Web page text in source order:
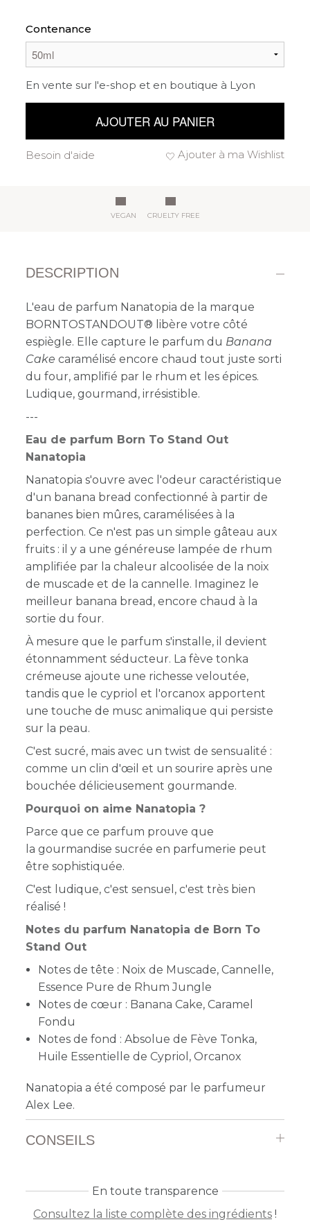
Contenance
En vente sur l'e-shop et en boutique à Lyon
AJOUTER AU PANIER
Ajouter à ma Wishlist
Besoin d'aide
VEGAN CRUELTY FREE
DESCRIPTION
L'eau de parfum Nanatopia de la marque
BORNTOSTANDOUT® libère votre côté
espiègle. Elle capture le parfum du Banana
Cake caramélisé encore chaud tout juste sorti
du four, amplifié par le rhum et les épices.
Ludique, gourmand, irrésistible.
---
Eau de parfum Born To Stand Out
Nanatopia
Nanatopia s'ouvre avec l'odeur caractéristique
d'un banana bread confectionné à partir de
bananes bien mûres, caramélisées à la
perfection. Ce n'est pas un simple gâteau aux
fruits : il y a une généreuse lampée de rhum
amplifiée par la chaleur alcoolisée de la noix
de muscade et de la cannelle. Imaginez le
meilleur banana bread, encore chaud à la
sortie du four.
À mesure que le parfum s'installe, il devient
étonnamment séducteur. La fève tonka
crémeuse ajoute une richesse veloutée,
tandis que le cypriol et l'orcanox apportent
une touche de musc animalique qui persiste
sur la peau.
C'est sucré, mais avec un twist de sensualité :
comme un clin d'œil et un sourire après une
bouchée délicieusement gourmande.
Pourquoi on aime Nanatopia ?
Parce que ce parfum prouve que
la gourmandise sucrée en parfumerie peut
être sophistiquée.
C'est ludique, c'est sensuel, c'est très bien
réalisé !
Notes du parfum Nanatopia de Born To
Stand Out
Notes de tête : Noix de Muscade, Cannelle,
Essence Pure de Rhum Jungle
Notes de cœur : Banana Cake, Caramel
Fondu
Notes de fond : Absolue de Fève Tonka,
Huile Essentielle de Cypriol, Orcanox
Nanatopia a été composé par le parfumeur
Alex Lee.
CONSEILS
En toute transparence
Consultez la liste complète des ingrédients !